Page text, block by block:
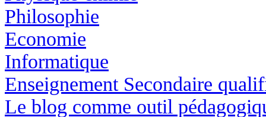
Philosophie
Economie
Informatique
Enseignement Secondaire
Le blog comme outil